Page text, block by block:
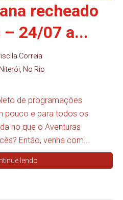
recheado
– 24/07 a...
Correia
No Rio
de programações
pouco e para todos os
no que o Aventuras
Então, venha com...
lendo